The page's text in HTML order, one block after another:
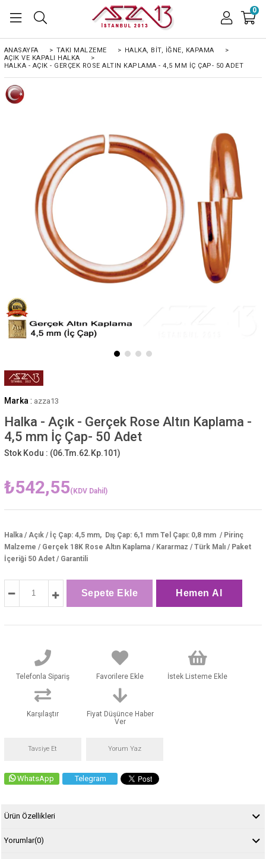
0
ANASAYFA > TAKI MALZEME > HALKA, BIT, İĞNE, KAPAMA
>
AÇIK VE KAPALI HALKA
>
HALKA - AÇIK - GERÇEK ROSE ALTIN KAPLAMA - 4,5 MM İÇ ÇAP- 50 ADET
Marka : azza13
Halka - Açık - Gerçek Rose Altın Kaplama -
4,5 mm İç Çap- 50 Adet
Stok Kodu : (06.Tm.62.Kp.101)
₺542,55(KDV Dahil)
Halka / Açık / İç Çap: 4,5 mm, Dış Çap: 6,1 mm Tel Çapı: 0,8 mm / Pirinç
Malzeme / Gerçek 18K Rose Altın Kaplama / Kararmaz / Türk Malı / Paket
İçeriği 50 Adet / Garantili
Telefonla Sipariş Favorilere Ekle İstek Listeme Ekle
Karşılaştır
Fiyat Düşünce Haber
Ver
Tavsiye Et Yorum Yaz
WhatsApp Telegram
Ürün Özellikleri
Yorumlar(0)